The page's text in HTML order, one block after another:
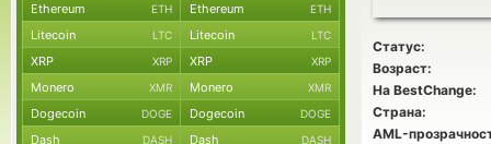
Статус:
Возраст:
На BestChange:
Страна:
AML-
Ethereum ETH Ethereum ETH
Litecoin LTC Litecoin LTC
XRP XRP XRP XRP
Monero XMR Monero XMR
Dogecoin DOGE Dogecoin DOGE
Dash DASH Dash DASH